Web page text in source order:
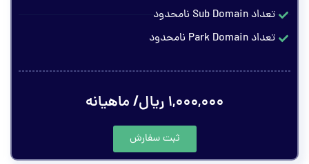
تعداد Sub Domain نامحدود
تعداد Park Domain نامحدود
۱,۰۰۰,۰۰۰ ریال/ ماهیانه
ثبت سفارش